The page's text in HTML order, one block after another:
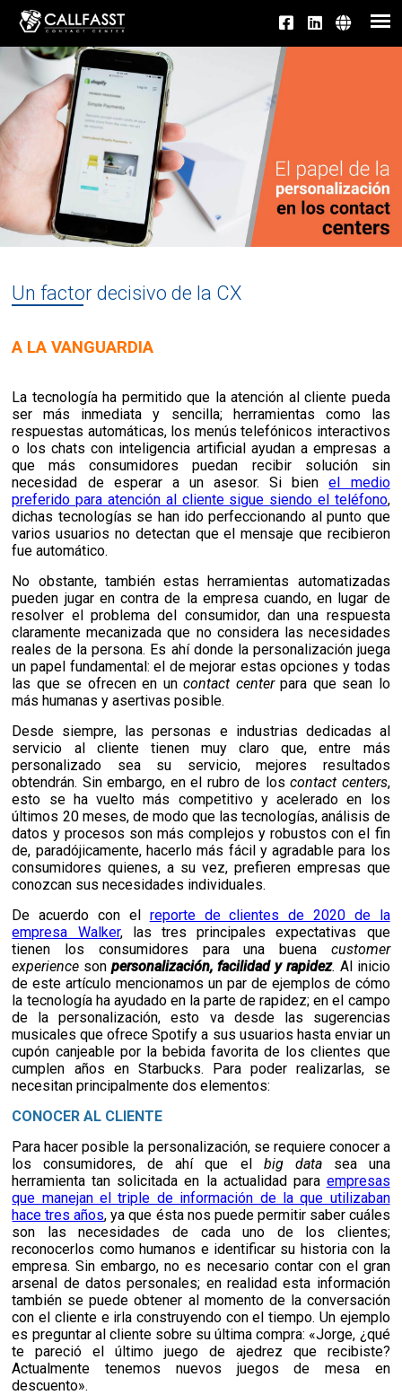
Un factor decisivo de la CX
A LA VANGUARDIA
La tecnología ha permitido que la atención al cliente pueda
ser más inmediata y sencilla; herramientas como las
respuestas automáticas, los menús telefónicos interactivos
o los chats con inteligencia artificial ayudan a empresas a
que más consumidores puedan recibir solución sin
necesidad de esperar a un asesor. Si bienel medio
preferido para atención al cliente sigue siendo el teléfono,
dichas tecnologías se han ido perfeccionando al punto que
varios usuarios no detectan que el mensaje que recibieron
fue automático.
No obstante, también estas herramientas automatizadas
pueden jugar en contra de la empresa cuando, en lugar de
resolver el problema del consumidor, dan una respuesta
claramente mecanizada que no considera las necesidades
reales de la persona. Es ahí donde la personalización juega
un papel fundamental: el de mejorar estas opciones y todas
las que se ofrecen en uncontact centerpara que sean lo
más humanas y asertivas posible.
Desde siempre, las personas e industrias dedicadas al
servicio al cliente tienen muy claro que, entre más
personalizado sea su servicio, mejores resultados
obtendrán. Sin embargo, en el rubro de loscontact centers,
esto se ha vuelto más competitivo y acelerado en los
últimos 20 meses, de modo que las tecnologías, análisis de
datos y procesos son más complejos y robustos con el fin
de, paradójicamente, hacerlo más fácil y agradable para los
consumidores quienes, a su vez, prefieren empresas que
conozcan sus necesidades individuales.
De acuerdo con el reporte de clientes de 2020 de la
empresa Walker, las tres principales expectativas que
tienen los consumidores para una buena customer
experience sonpersonalización, facilidad y rapidez. Al inicio
de este artículo mencionamos un par de ejemplos de cómo
la tecnología ha ayudado en la parte de rapidez; en el campo
de la personalización, esto va desde las sugerencias
musicales que ofrece Spotify a sus usuarios hasta enviar un
cupón canjeable por la bebida favorita de los clientes que
cumplen años en Starbucks. Para poder realizarlas, se
necesitan principalmente dos elementos:
CONOCER AL CLIENTE
Para hacer posible la personalización, se requiere conocer a
los consumidores, de ahí que el big datasea una
herramienta tan solicitada en la actualidad para empresas
que manejan el triple de información de la que utilizaban
hace tres años, ya que ésta nos puede permitir saber cuáles
son las necesidades de cada uno de los clientes;
reconocerlos como humanos e identificar su historia con la
empresa. Sin embargo, no es necesario contar con el gran
arsenal de datos personales; en realidad esta información
también se puede obtener al momento de la conversación
con el cliente e irla construyendo con el tiempo. Un ejemplo
es preguntar al cliente sobre su última compra: «Jorge, ¿qué
te pareció el último juego de ajedrez que recibiste?
Actualmente tenemos nuevos juegos de mesa en
descuento».